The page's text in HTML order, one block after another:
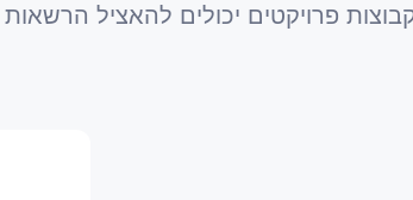
קבוצות פרויקטים יכולים להאציל